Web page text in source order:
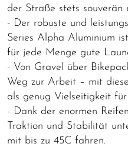
der Straße stets souverän
- Der robuste und
Series Alpha Aluminium
für jede Menge gute
- Von Gravel über
Weg zur Arbeit – mit
als genug Vielseitigkeit
- Dank der enormen
Traktion und Stabilität
mit bis zu 45C fahren.